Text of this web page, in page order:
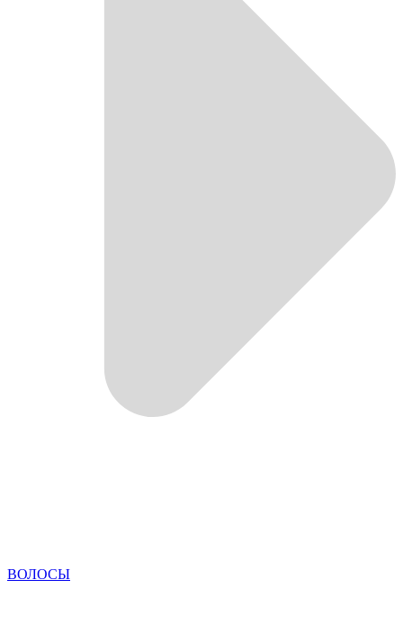
ВОЛОСЫ